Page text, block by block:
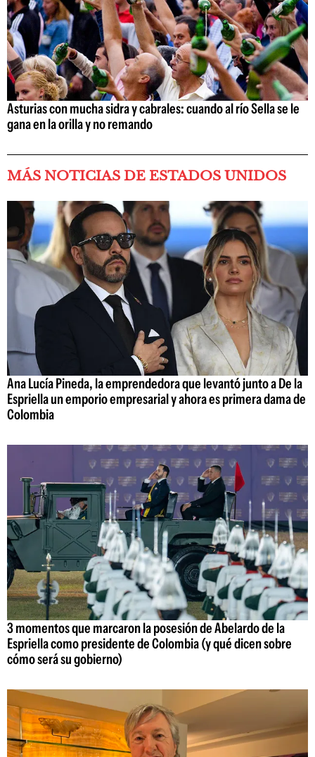
Asturias con mucha sidra y cabrales: cuando al río Sella se le
gana en la orilla y no remando
MÁS NOTICIAS DE ESTADOS UNIDOS
Ana Lucía Pineda, la emprendedora que levantó junto a De la
Espriella un emporio empresarial y ahora es primera dama de
Colombia
3 momentos que marcaron la posesión de Abelardo de la
Espriella como presidente de Colombia (y qué dicen sobre
cómo será su gobierno)